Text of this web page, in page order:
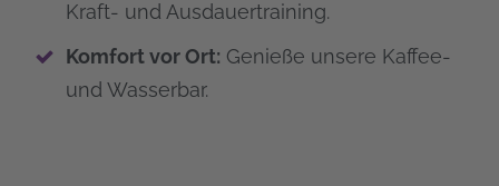
Kraft- und Ausdauertraining.
Komfort vor Ort: Genieße unsere Kaffee-
und Wasserbar.